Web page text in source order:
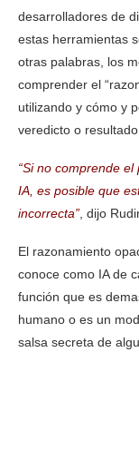
desarrolladores de
estas herramientas
otras palabras, los
comprender el
utilizando y cómo y
veredicto o
“Si no comprende
IA, es posible que
incorrecta” , dijo
El razonamiento
conoce como IA de
función que es
humano o es un
salsa secreta de